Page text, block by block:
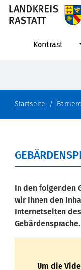
Kontrast
Startseite
In den folgenden
wir Ihnen den
Internetseiten
Gebärdensprache.
Um die